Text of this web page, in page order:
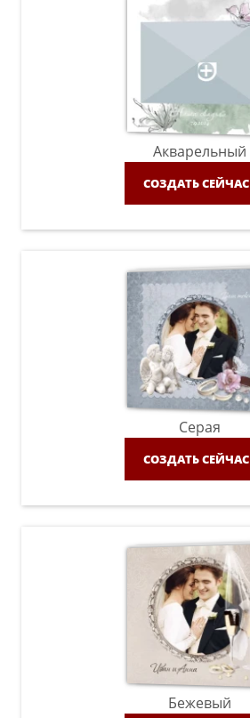
Акварельный
СОЗДАТЬ СЕЙЧАС
Серая
СОЗДАТЬ СЕЙЧАС
Бежевый